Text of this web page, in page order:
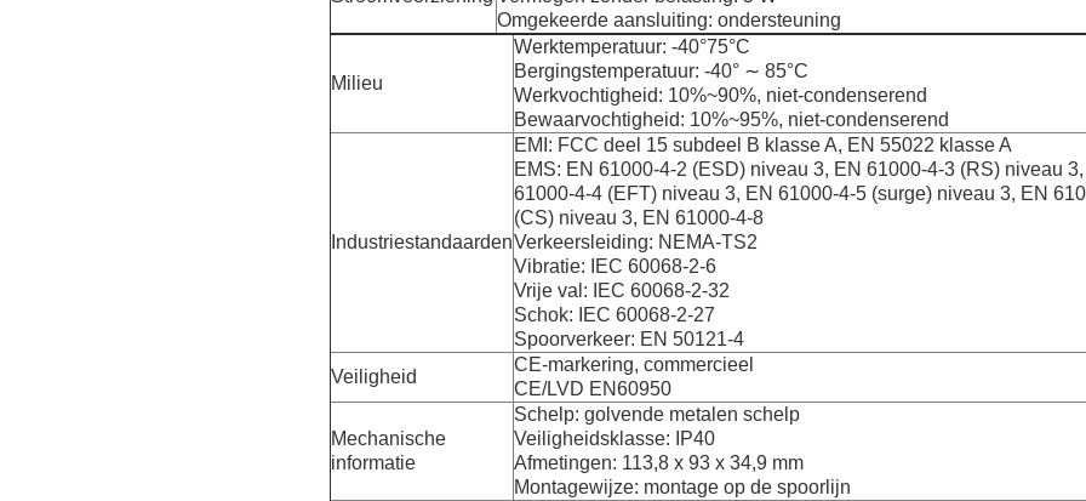
Omgekeerde aansluiting: ondersteuning
Milieu
Werktemperatuur: -40°75°C
Bergingstemperatuur: -40° ∼ 85°C
Werkvochtigheid: 10%~90%, niet-condenserend
Bewaarvochtigheid: 10%~95%, niet-condenserend
Industriestandaarden
EMI: FCC deel 15 subdeel B klasse A, EN 55022 klasse A
EMS: EN 61000-4-2 (ESD) niveau 3, EN 61000-4-3 (RS) niveau 3,
61000-4-4 (EFT) niveau 3, EN 61000-4-5 (surge) niveau 3, EN
(CS) niveau 3, EN 61000-4-8
Verkeersleiding: NEMA-TS2
Vibratie: IEC 60068-2-6
Vrije val: IEC 60068-2-32
Schok: IEC 60068-2-27
Spoorverkeer: EN 50121-4
Veiligheid
CE-markering, commercieel
CE/LVD EN60950
Mechanische
informatie
Schelp: golvende metalen schelp
Veiligheidsklasse: IP40
Afmetingen: 113,8 x 93 x 34,9 mm
Montagewijze: montage op de spoorlijn